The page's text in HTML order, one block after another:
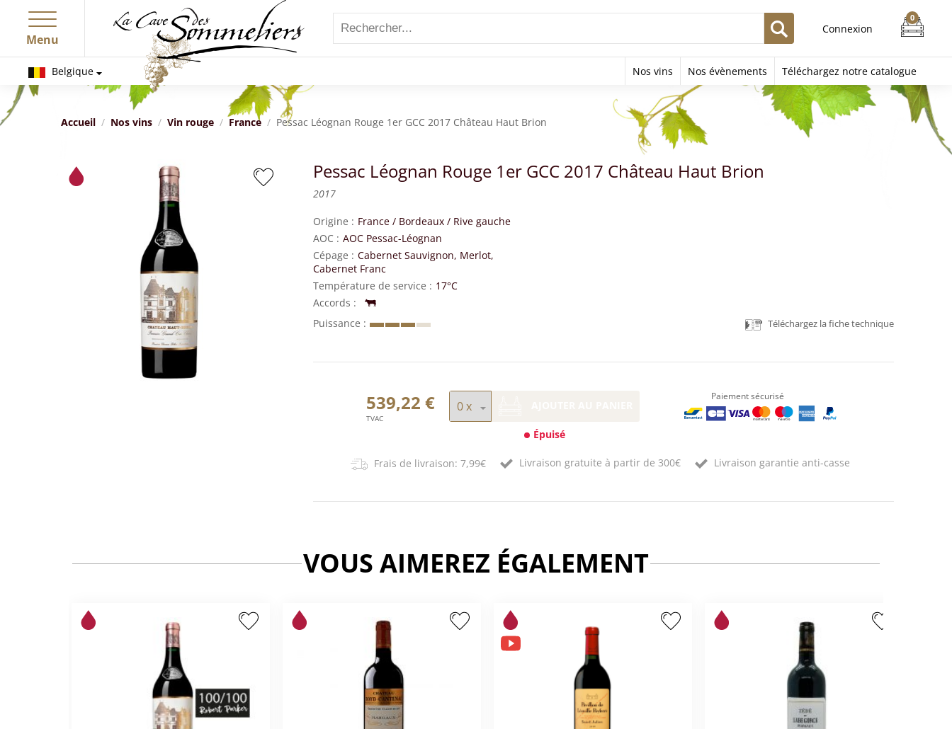
Connexion
Menu
Belgique Nos vins Nos évènements Téléchargez notre catalogue
Accueil Nos vins Vin rouge France Pessac Léognan Rouge 1er GCC 2017 Château Haut Brion
Pessac Léognan Rouge 1er GCC 2017 Château Haut Brion
2017
Origine France / Bordeaux / Rive gauche
AOC
AOC Pessac-Léognan
Cépage
Cabernet Sauvignon, Merlot,
Cabernet Franc
Température de service
17°C
Accords
Puissance
Téléchargez la fiche technique
539,22 €
TVAC
Épuisé
Paiement sécurisé
Frais de livraison: 7,99€ Livraison gratuite à partir de 300€ Livraison garantie anti-casse
VOUS AIMEREZ ÉGALEMENT